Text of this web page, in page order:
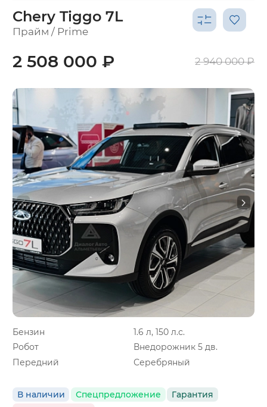
Chery Tiggo 7L
Прайм / Prime
Бензин
1.6 л, 150 л.с.
Робот
Внедорожник 5 дв.
Передний
Серебряный
В наличии Спецпредложение
Гарантия
2 508 000 ₽ 2 940 000 ₽